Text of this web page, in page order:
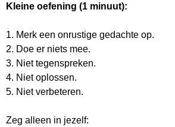
Kleine oefening (1 minuut):
1. Merk een onrustige gedachte op.
2. Doe er niets mee.
3. Niet tegenspreken.
4. Niet oplossen.
5. Niet verbeteren.
Zeg alleen in jezelf: